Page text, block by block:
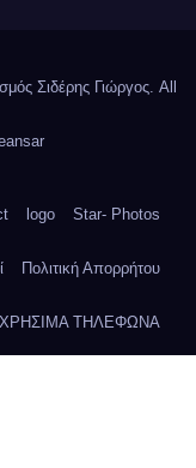
Σιδέρης Γιώργος. All
logo Star- Photos
Πολιτική Απορρήτου
ΧΡΗΣΙΜΑ ΤΗΛΕΦΩΝΑ